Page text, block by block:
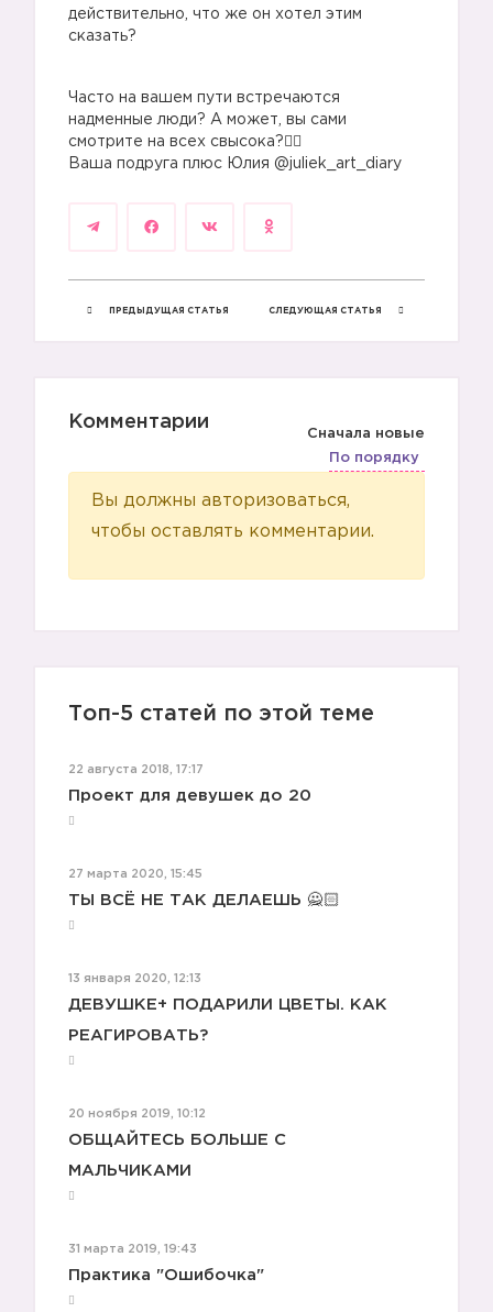
🙈
действительно, что же он хотел этим
сказать?
Часто на вашем пути встречаются
надменные люди? А может, вы сами
смотрите на всех свысока?🤷‍♀️
Ваша подруга плюс Юлия @juliek_art_diary
ПРЕДЫДУЩАЯ СТАТЬЯ СЛЕДУЮЩАЯ СТАТЬЯ
Комментарии
Сначала новые
По порядку
Вы должны авторизоваться,
чтобы оставлять комментарии.
Топ-5 статей по этой теме
22 августа 2018, 17:17
Проект для девушек до 20
27 марта 2020, 15:45
ТЫ ВСЁ НЕ ТАК ДЕЛАЕШЬ 🙅🏻
13 января 2020, 12:13
ДЕВУШКЕ+ ПОДАРИЛИ ЦВЕТЫ. КАК
РЕАГИРОВАТЬ?
20 ноября 2019, 10:12
ОБЩАЙТЕСЬ БОЛЬШЕ С
МАЛЬЧИКАМИ
31 марта 2019, 19:43
Практика "Ошибочка"